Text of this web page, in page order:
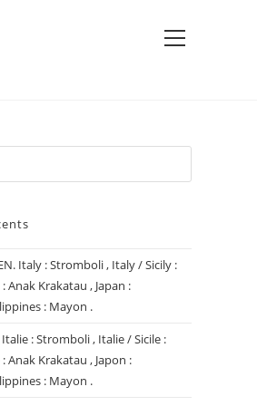
View
Italy : Stromboli , Italy / Sicily :
Anak Krakatau , Japan :
: Mayon .
Italie : Stromboli , Italie / Sicile :
Anak Krakatau , Japon :
: Mayon .